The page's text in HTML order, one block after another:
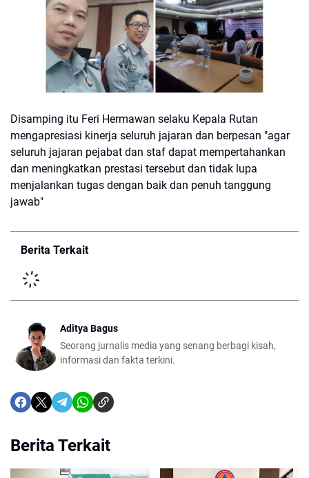
Disamping itu Feri Hermawan selaku Kepala Rutan
mengapresiasi kinerja seluruh jajaran dan berpesan "agar
seluruh jajaran pejabat dan staf dapat mempertahankan
dan meningkatkan prestasi tersebut dan tidak lupa
menjalankan tugas dengan baik dan penuh tanggung
jawab"
Berita Terkait
Aditya Bagus
Seorang jurnalis media yang senang berbagi kisah,
informasi dan fakta terkini.
Berita Terkait